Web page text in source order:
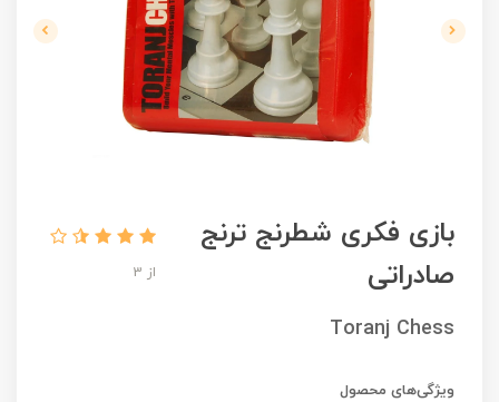
بازی فکری شطرنج ترنج
صادراتی
از 3
Toranj Chess
ویژگی‌های محصول